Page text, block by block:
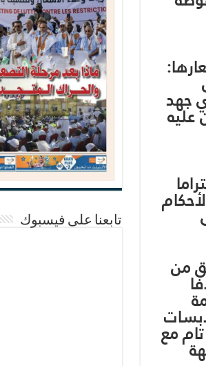
جهد
من
مع
تابعنا على فيسبوك